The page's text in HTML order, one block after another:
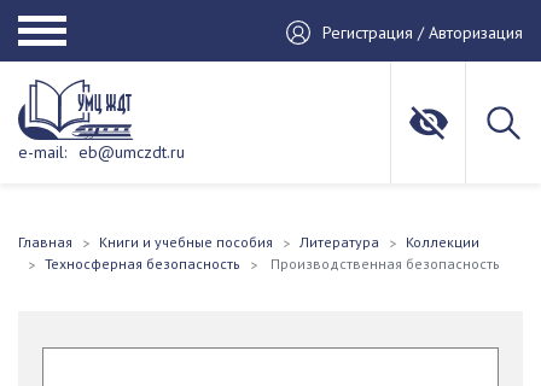
Регистрация / Авторизация
e-mail: eb@umczdt.ru
Главная Книги и учебные пособия Литература
Коллекции
Техносферная безопасность
Производственная безопасность